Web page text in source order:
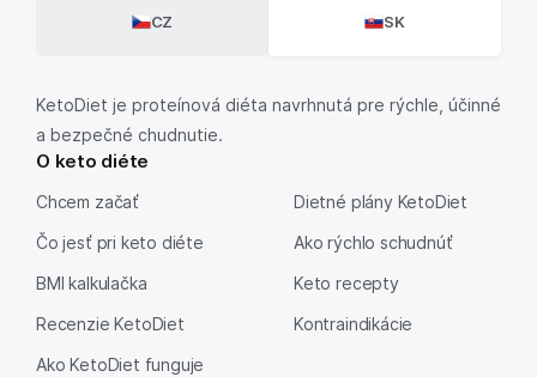
CZ SK
KetoDiet je proteínová diéta navrhnutá pre rýchle, účinné
a bezpečné chudnutie.
O keto diéte
Chcem začať
Čo jesť pri keto diéte
BMI kalkulačka
Recenzie KetoDiet
Ako KetoDiet funguje
Dietné plány KetoDiet
Ako rýchlo schudnúť
Keto recepty
Kontraindikácie